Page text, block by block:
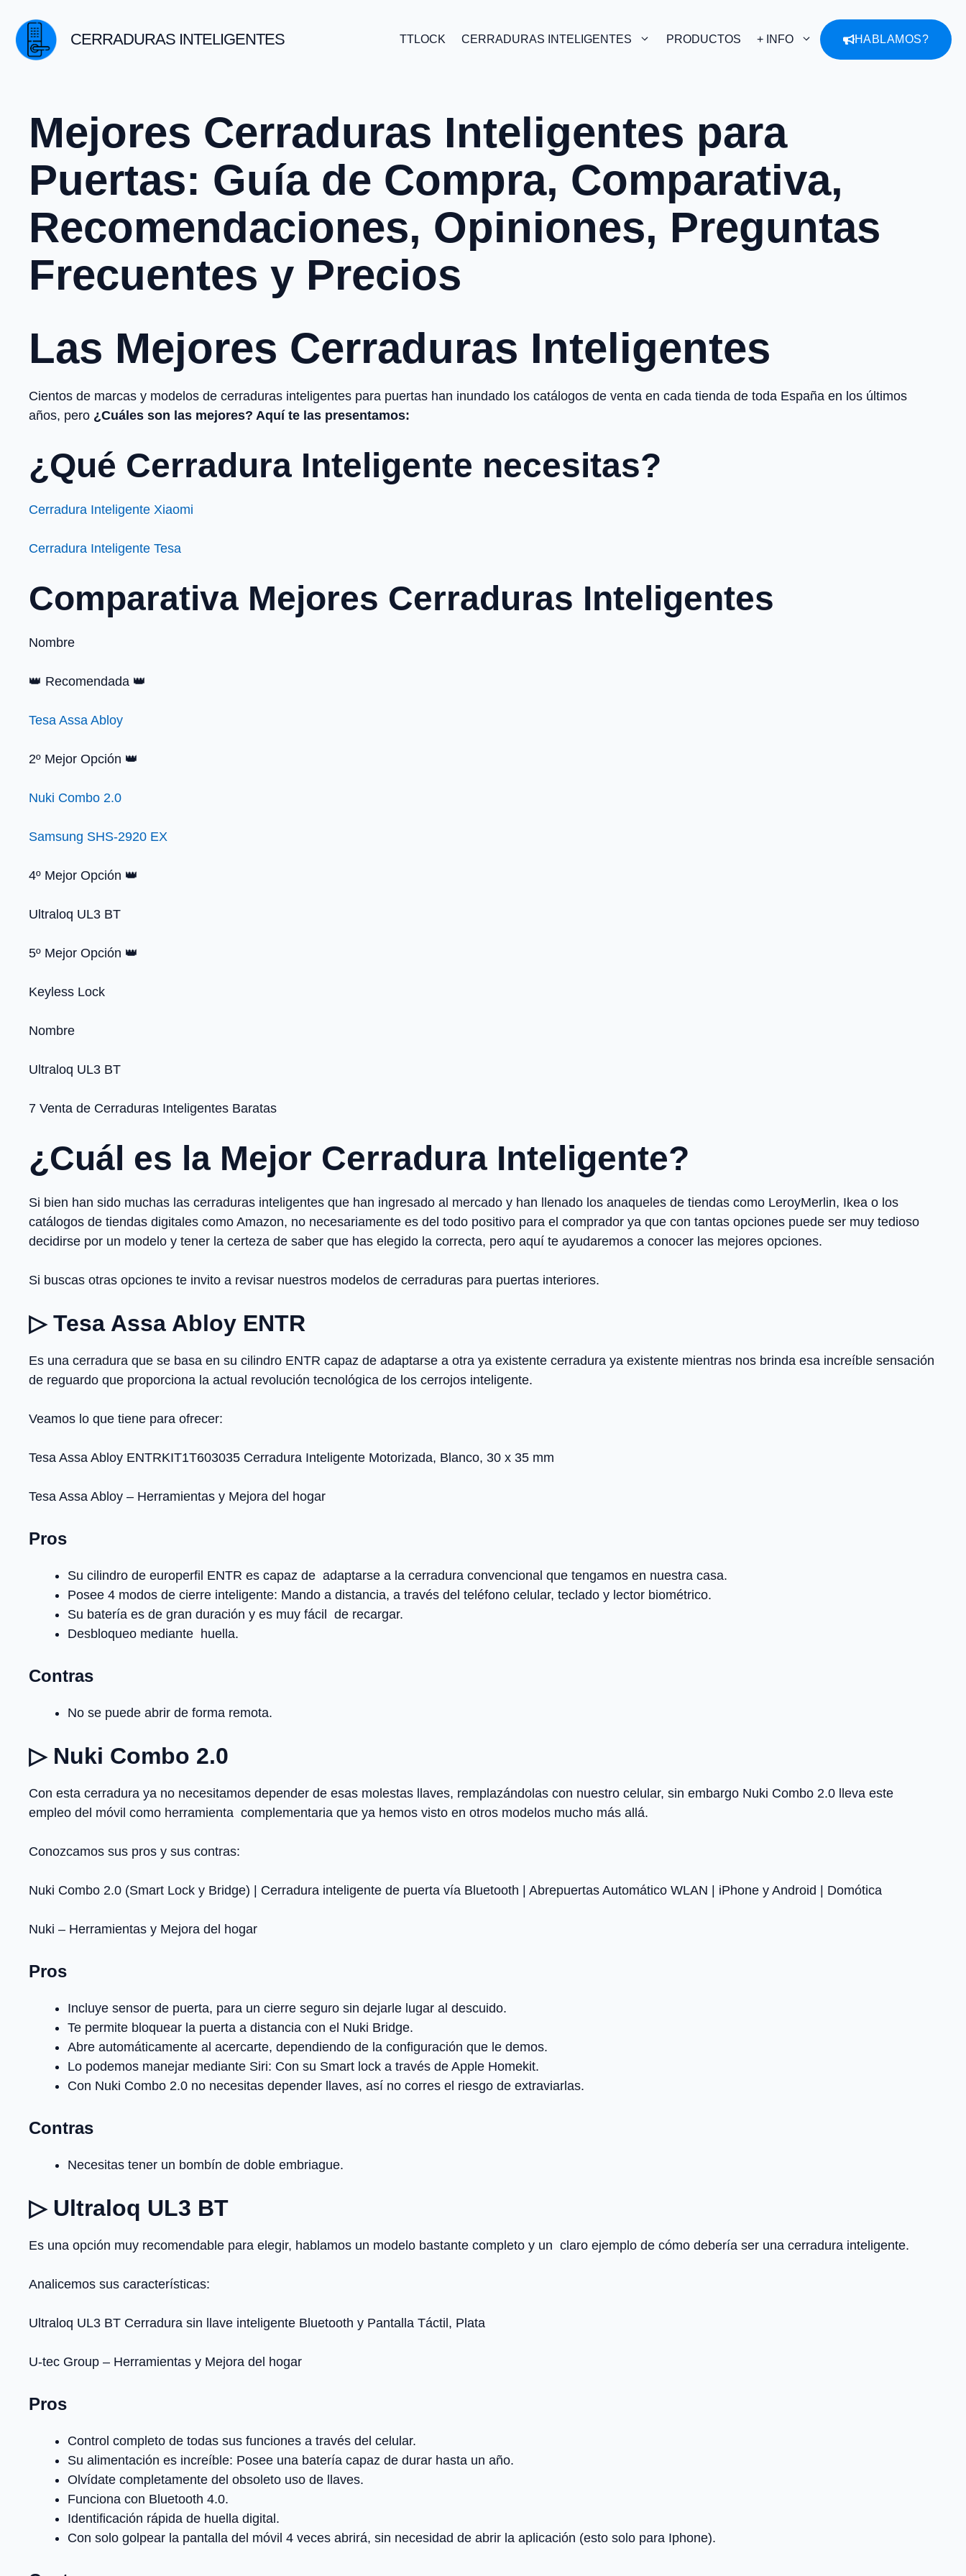
contenido
CERRADURAS INTELIGENTES TTLOCK CERRADURAS INTELIGENTES PRODUCTOS + INFO HABLAMOS?
Mejores Cerraduras Inteligentes para
Puertas: Guía de Compra, Comparativa,
Recomendaciones, Opiniones, Preguntas
Frecuentes y Precios
Las Mejores Cerraduras Inteligentes
Cientos de marcas y modelos de cerraduras inteligentes para puertas han inundado los catálogos de venta en cada tienda de toda España en los últimos
años, pero ¿Cuáles son las mejores? Aquí te las presentamos:
¿Qué Cerradura Inteligente necesitas?
Cerradura Inteligente Xiaomi
Cerradura Inteligente Tesa
Comparativa Mejores Cerraduras Inteligentes
Nombre
👑 Recomendada 👑
Tesa Assa Abloy
2º Mejor Opción 👑
Nuki Combo 2.0
Samsung SHS-2920 EX
4º Mejor Opción 👑
Ultraloq UL3 BT
5º Mejor Opción 👑
Keyless Lock
Nombre
Ultraloq UL3 BT
7 Venta de Cerraduras Inteligentes Baratas
¿Cuál es la Mejor Cerradura Inteligente?
Si bien han sido muchas las cerraduras inteligentes que han ingresado al mercado y han llenado los anaqueles de tiendas como LeroyMerlin, Ikea o los
catálogos de tiendas digitales como Amazon, no necesariamente es del todo positivo para el comprador ya que con tantas opciones puede ser muy tedioso
decidirse por un modelo y tener la certeza de saber que has elegido la correcta, pero aquí te ayudaremos a conocer las mejores opciones.
Si buscas otras opciones te invito a revisar nuestros modelos de cerraduras para puertas interiores.
▷ Tesa Assa Abloy ENTR
Es una cerradura que se basa en su cilindro ENTR capaz de adaptarse a otra ya existente cerradura ya existente mientras nos brinda esa increíble sensación
de reguardo que proporciona la actual revolución tecnológica de los cerrojos inteligente.
Veamos lo que tiene para ofrecer:
Tesa Assa Abloy ENTRKIT1T603035 Cerradura Inteligente Motorizada, Blanco, 30 x 35 mm
Tesa Assa Abloy – Herramientas y Mejora del hogar
Pros
Su cilindro de europerfil ENTR es capaz de adaptarse a la cerradura convencional que tengamos en nuestra casa.
Posee 4 modos de cierre inteligente: Mando a distancia, a través del teléfono celular, teclado y lector biométrico.
Su batería es de gran duración y es muy fácil de recargar.
Desbloqueo mediante huella.
Contras
No se puede abrir de forma remota.
▷ Nuki Combo 2.0
Con esta cerradura ya no necesitamos depender de esas molestas llaves, remplazándolas con nuestro celular, sin embargo Nuki Combo 2.0 lleva este
empleo del móvil como herramienta complementaria que ya hemos visto en otros modelos mucho más allá.
Conozcamos sus pros y sus contras:
Nuki Combo 2.0 (Smart Lock y Bridge) | Cerradura inteligente de puerta vía Bluetooth | Abrepuertas Automático WLAN | iPhone y Android | Domótica
Nuki – Herramientas y Mejora del hogar
Pros
Incluye sensor de puerta, para un cierre seguro sin dejarle lugar al descuido.
Te permite bloquear la puerta a distancia con el Nuki Bridge.
Abre automáticamente al acercarte, dependiendo de la configuración que le demos.
Lo podemos manejar mediante Siri: Con su Smart lock a través de Apple Homekit.
Con Nuki Combo 2.0 no necesitas depender llaves, así no corres el riesgo de extraviarlas.
Contras
Necesitas tener un bombín de doble embriague.
▷ Ultraloq UL3 BT
Es una opción muy recomendable para elegir, hablamos un modelo bastante completo y un claro ejemplo de cómo debería ser una cerradura inteligente.
Analicemos sus características:
Ultraloq UL3 BT Cerradura sin llave inteligente Bluetooth y Pantalla Táctil, Plata
U-tec Group – Herramientas y Mejora del hogar
Pros
Control completo de todas sus funciones a través del celular.
Su alimentación es increíble: Posee una batería capaz de durar hasta un año.
Olvídate completamente del obsoleto uso de llaves.
Funciona con Bluetooth 4.0.
Identificación rápida de huella digital.
Con solo golpear la pantalla del móvil 4 veces abrirá, sin necesidad de abrir la aplicación (esto solo para Iphone).